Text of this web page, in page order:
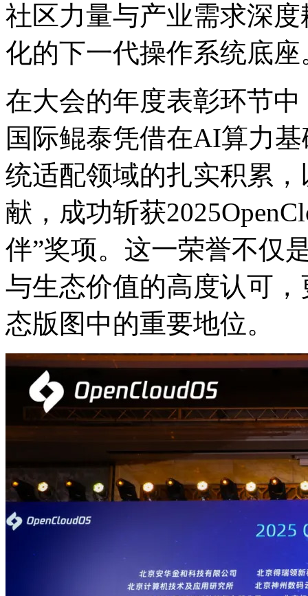
社区力量与产业需求深度耦
化的下一代操作系统底座
在大会的年度表彰环节中
国际鲲泰凭借在AI算力基
统适配领域的扎实积累
献，成功斩获
伴”奖项。这一荣誉不仅
与生态价值的高度认可
态版图中的重要地位。